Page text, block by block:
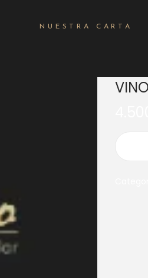
NUESTRA CARTA